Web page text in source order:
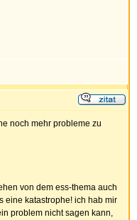
noch mehr probleme zu
von dem ess-thema auch
eine katastrophe! ich hab mir
problem nicht sagen kann,